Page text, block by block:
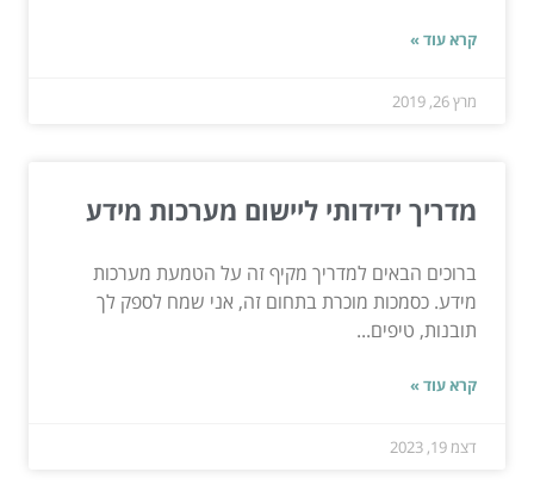
קרא עוד »
מרץ 26, 2019
מדריך ידידותי ליישום מערכות מידע
ברוכים הבאים למדריך מקיף זה על הטמעת מערכות
מידע. כסמכות מוכרת בתחום זה, אני שמח לספק לך
תובנות, טיפים...
קרא עוד »
דצמ 19, 2023